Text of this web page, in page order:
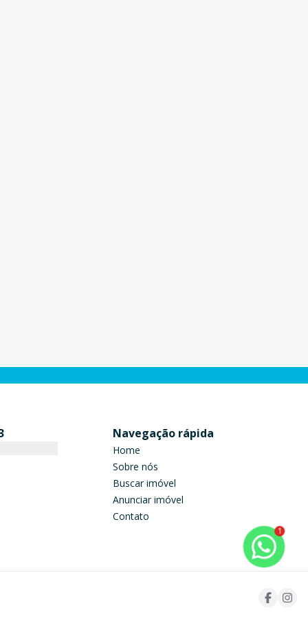
Navegação rápida
Home
Sobre nós
Buscar imóvel
Anunciar imóvel
Contato
1